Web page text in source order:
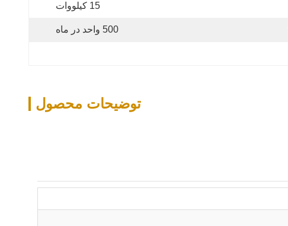
15 کیلووات
500 واحد در ماه
توضیحات محصول